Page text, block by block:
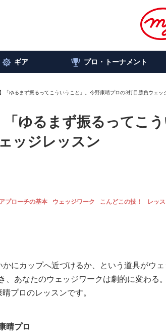
ギア プロ・トーナメント
】「ゆるまず振るってこういうこと」。今野康晴プロの3打目勝負ウェッ
「ゆるまず振るってこ
ッジレッスン
アプローチの基本 ウェッジワーク こんどこの技！ レッ
にカップへ近づけるか、という道具がウ
、あなたのウェッジワークは劇的に変わる
プロのレッスンです。
晴プロ